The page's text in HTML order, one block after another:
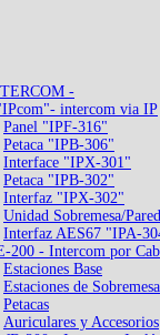
-
intercom via IP
Panel "IPF-316"
Petaca "IPB-306"
Interface "IPX-301"
Petaca "IPB-302"
Interfaz "IPX-302"
Unidad Sobremesa/
Interfaz AES67 "IPA-
200 - Intercom por
Estaciones Base
Estaciones de Sobremesa
Petacas
Auriculares y Accesorios